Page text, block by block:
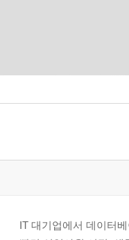
IT 대기업에서 데이터